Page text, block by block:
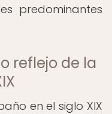
predominantes
reflejo de la
en el siglo XIX